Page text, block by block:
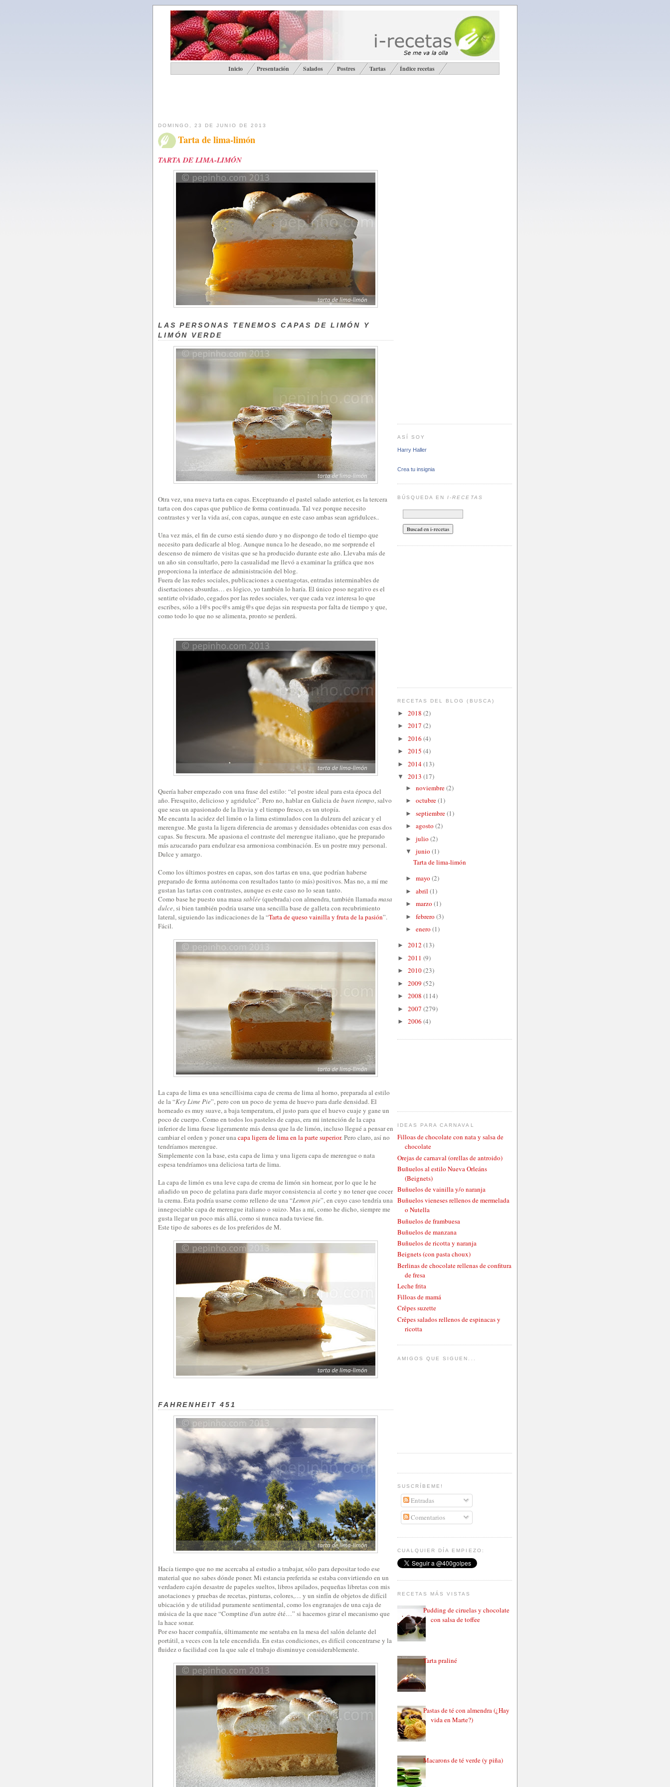
Inicio Presentación Salados Postres Tartas Índice recetas
DOMINGO, 23 DE JUNIO DE 2013
Tarta de lima-limón
TARTA DE LIMA-LIMÓN
LAS PERSONAS TENEMOS CAPAS DE LIMÓN Y
LIMÓN VERDE
Otra vez, una nueva tarta en capas. Exceptuando el pastel salado anterior, es la tercera
tarta con dos capas que publico de forma continuada. Tal vez porque necesito
contrastes y ver la vida así, con capas, aunque en este caso ambas sean agridulces..
Una vez más, el fin de curso está siendo duro y no dispongo de todo el tiempo que
necesito para dedicarle al blog. Aunque nunca lo he deseado, no me sorprende el
descenso de número de visitas que se ha producido durante este año. Llevaba más de
un año sin consultarlo, pero la casualidad me llevó a examinar la gráfica que nos
proporciona la interface de administración del blog.
Fuera de las redes sociales, publicaciones a cuentagotas, entradas interminables de
disertaciones absurdas… es lógico, yo también lo haría. El único poso negativo es el
sentirte olvidado, cegados por las redes sociales, ver que cada vez interesa lo que
escribes, sólo a l@s poc@s amig@s que dejas sin respuesta por falta de tiempo y que,
como todo lo que no se alimenta, pronto se perderá.
Quería haber empezado con una frase del estilo: “el postre ideal para esta época del
año. Fresquito, delicioso y agridulce”. Pero no, hablar en Galicia de buen tiempo, salvo
que seas un apasionado de la lluvia y el tiempo fresco, es un utopía.
Me encanta la acidez del limón o la lima estimulados con la dulzura del azúcar y el
merengue. Me gusta la ligera diferencia de aromas y densidades obtenidas con esas dos
capas. Su frescura. Me apasiona el contraste del merengue italiano, que he preparado
más azucarado para endulzar esa armoniosa combinación. Es un postre muy personal.
Dulce y amargo.
Como los últimos postres en capas, son dos tartas en una, que podrían haberse
preparado de forma autónoma con resultados tanto (o más) positivos. Mas no, a mí me
gustan las tartas con contrastes, aunque es este caso no lo sean tanto.
Como base he puesto una masasablée(quebrada) con almendra, también llamadamasa
dulce, si bien también podría usarse una sencilla base de galleta con recubrimiento
lateral, siguiendo las indicaciones de la “Tarta de queso vainilla y fruta de la pasión”.
Fácil.
La capa de lima es una sencillísima capa de crema de lima al horno, preparada al estilo
de la “Key Lime Pie”, pero con un poco de yema de huevo para darle densidad. El
horneado es muy suave, a baja temperatura, el justo para que el huevo cuaje y gane un
poco de cuerpo. Como en todos los pasteles de capas, era mi intención de la capa
inferior de lima fuese ligeramente más densa que la de limón, incluso llegué a pensar en
cambiar el orden y poner unacapa ligera de lima en la parte superior. Pero claro, así no
tendríamos merengue.
Simplemente con la base, esta capa de lima y una ligera capa de merengue o nata
espesa tendríamos una deliciosa tarta de lima.
La capa de limón es una leve capa de crema de limón sin hornear, por lo que le he
añadido un poco de gelatina para darle mayor consistencia al corte y no tener que cocer
la crema. Ésta podría usarse como relleno de una “Lemon pie”, en cuyo caso tendría una
innegociable capa de merengue italiano o suizo. Mas a mí, como he dicho, siempre me
gusta llegar un poco más allá, como si nunca nada tuviese fin.
Este tipo de sabores es de los preferidos de M.
FAHRENHEIT 451
Hacía tiempo que no me acercaba al estudio a trabajar, sólo para depositar todo ese
material que no sabes dónde poner. Mi estancia preferida se estaba convirtiendo en un
verdadero cajón desastre de papeles sueltos, libros apilados, pequeñas libretas con mis
anotaciones y pruebas de recetas, pinturas, colores,… y un sinfín de objetos de difícil
ubicación y de utilidad puramente sentimental, como los engranajes de una caja de
música de la que nace “Comptine d'un autre été…” si hacemos girar el mecanismo que
la hace sonar.
Por eso hacer compañía, últimamente me sentaba en la mesa del salón delante del
portátil, a veces con la tele encendida. En estas condiciones, es difícil concentrarse y la
fluidez o facilidad con la que sale el trabajo disminuye considerablemente.
ASÍ SOY
Harry Haller
Crea tu insignia
BÚSQUEDA ENI-RECETAS
RECETAS DEL BLOG (BUSCA)
► 2018 (2)
► 2017 (2)
► 2016 (4)
► 2015 (4)
► 2014(13)
▼ 2013 (17)
► noviembre(2)
► octubre(1)
► septiembre(1)
► agosto (2)
► julio (2)
▼ junio (1)
Tarta de lima-limón
► mayo (2)
► abril (1)
► marzo (1)
► febrero (3)
► enero (1)
► 2012 (13)
► 2011 (9)
► 2010(23)
► 2009 (52)
► 2008 (114)
► 2007 (279)
► 2006 (4)
IDEAS PARA CARNAVAL
Filloas de chocolate con nata y salsa de
chocolate
Orejas de carnaval (orellas de antroido)
Buñuelos al estilo Nueva Orleáns
(Beignets)
Buñuelos de vainilla y/o naranja
Buñuelos vieneses rellenos de mermelada
o Nutella
Buñuelos de frambuesa
Buñuelos de manzana
Buñuelos de ricotta y naranja
Beignets (con pasta choux)
Berlinas de chocolate rellenas de confitura
de fresa
Leche frita
Filloas de mamá
Crêpes suzette
Crêpes salados rellenos de espinacas y
ricotta
AMIGOS QUE SIGUEN...
SUSCRÍBEME!
Entradas
Comentarios
CUALQUIER DÍA EMPIEZO:
RECETAS MÁS VISTAS
Pudding de ciruelas y chocolate
con salsa de toffee
Tarta praliné
Pastas de té con almendra (¿Hay
vida en Marte?)
Macarons de té verde (y piña)